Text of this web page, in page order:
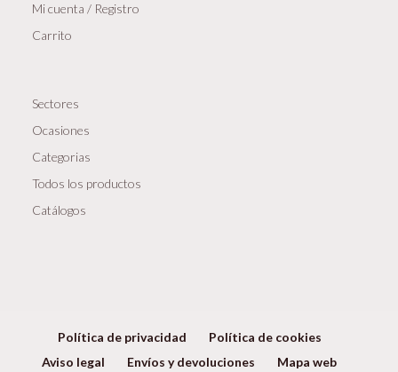
Mi cuenta / Registro
Carrito
Sectores
Ocasiones
Categorias
Todos los productos
Catálogos
Política de privacidad
Política de cookies
Aviso legal
Envíos y devoluciones Mapa web